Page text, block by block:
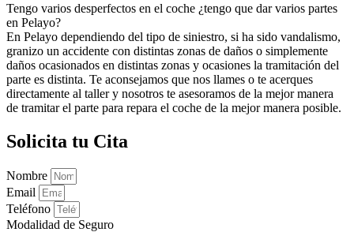
Tengo varios desperfectos en el coche ¿tengo que dar varios partes
en Pelayo?
En Pelayo dependiendo del tipo de siniestro, si ha sido vandalismo,
granizo un accidente con distintas zonas de daños o simplemente
daños ocasionados en distintas zonas y ocasiones la tramitación del
parte es distinta. Te aconsejamos que nos llames o te acerques
directamente al taller y nosotros te asesoramos de la mejor manera
de tramitar el parte para repara el coche de la mejor manera posible.
Solicita tu Cita
Nombre
Email
Teléfono
Modalidad de Seguro